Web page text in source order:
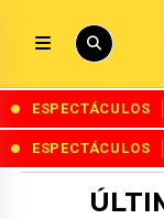
ESPECTÁCULOS
ESPECTÁCULOS